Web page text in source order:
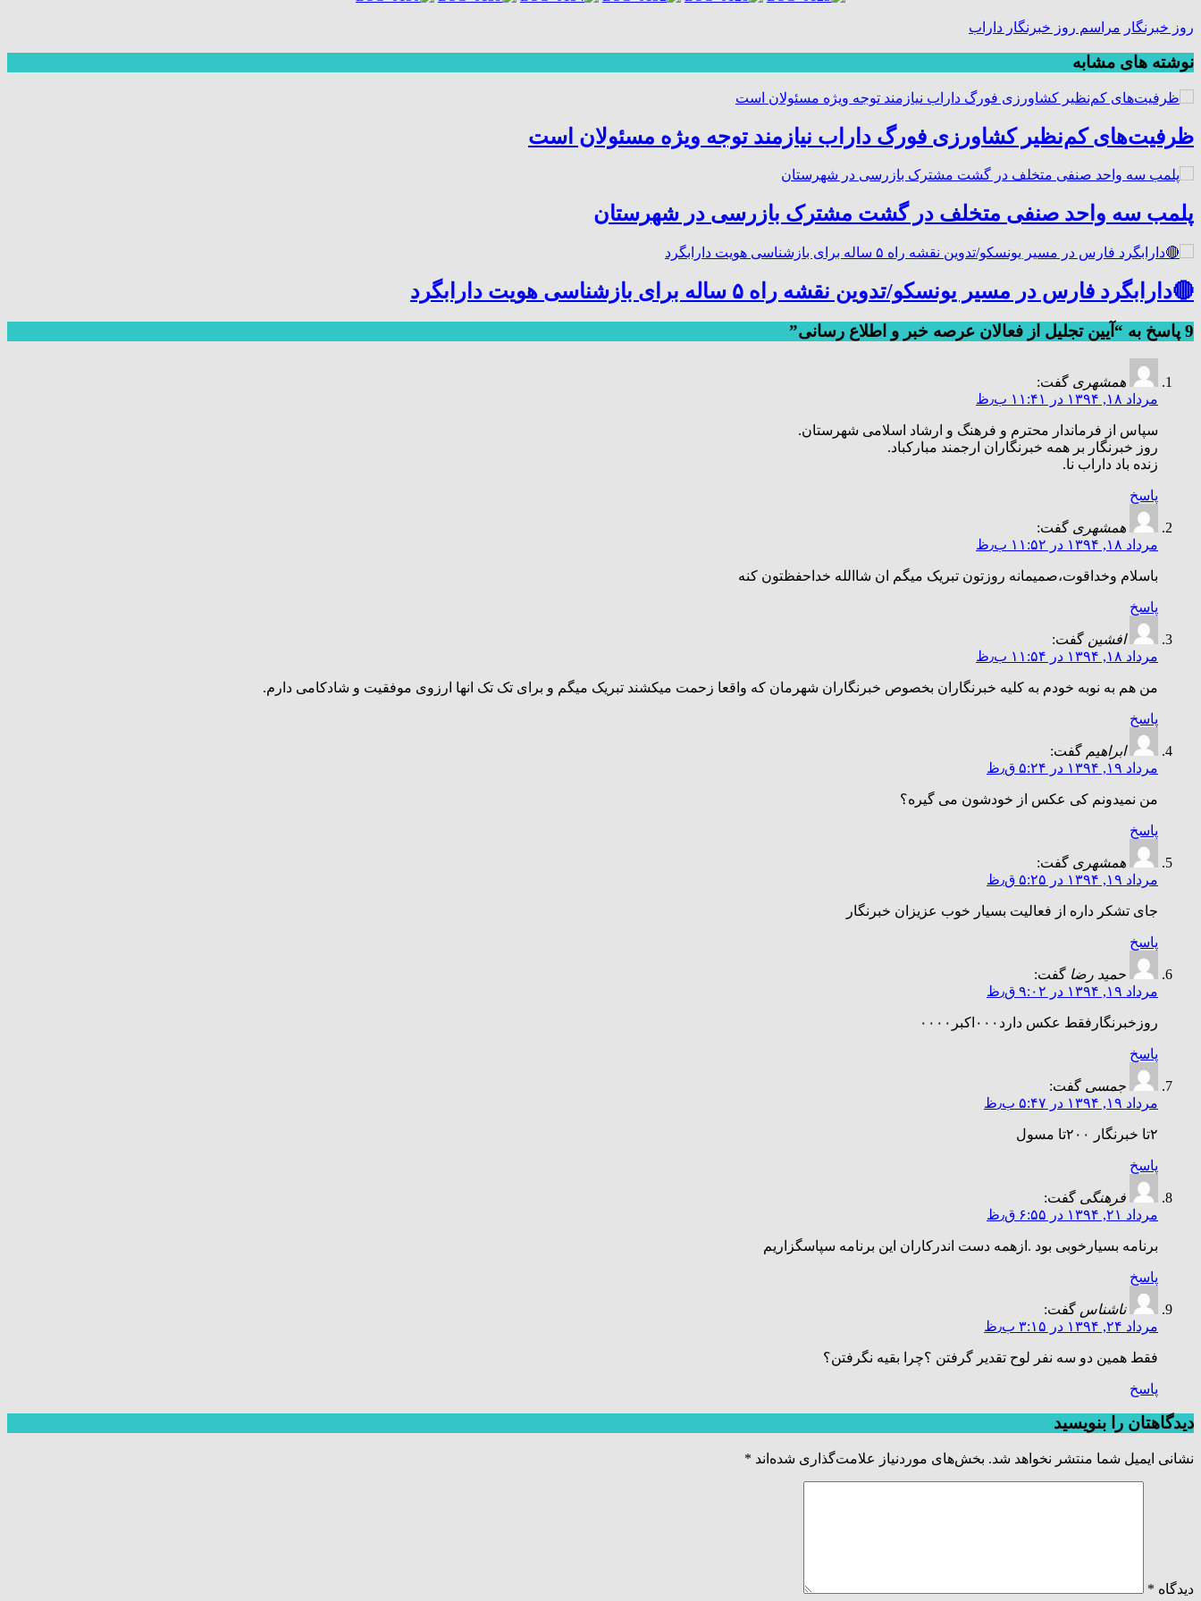
روز خبرنگار مراسم روز خبرنگار داراب
نوشته های مشابه
ظرفیت‌های کم‌نظیر کشاورزی فورگ داراب نیازمند توجه ویژه مسئولان است
پلمب سه واحد صنفی متخلف در گشت مشترک بازرسی در شهرستان
🔴دارابگرد فارس در مسیر یونسکو/تدوین نقشه راه ۵ ساله برای بازشناسی هویت دارابگرد
9 پاسخ به “آیین تجلیل از فعالان عرصه خبر و اطلاع رسانی”
همشهری گفت:
مرداد ۱۸, ۱۳۹۴ در ۱۱:۴۱ ب٫ظ
سپاس از فرماندار محترم و فرهنگ و ارشاد اسلامی شهرستان.
روز خبرنگار بر همه خبرنگاران ارجمند مبارکباد.
زنده باد داراب نا.
پاسخ
همشهری گفت:
مرداد ۱۸, ۱۳۹۴ در ۱۱:۵۲ ب٫ظ
باسلام وخداقوت،صمیمانه روزتون تبریک میگم ان شاالله خداحفظتون کنه
پاسخ
افشین گفت:
مرداد ۱۸, ۱۳۹۴ در ۱۱:۵۴ ب٫ظ
من هم به نوبه خودم به کلیه خبرنگاران بخصوص خبرنگاران شهرمان که واقعا زحمت میکشند تبریک میگم و برای تک تک انها ارزوی موفقیت و شادکامی دارم.
پاسخ
ابراهیم گفت:
مرداد ۱۹, ۱۳۹۴ در ۵:۲۴ ق٫ظ
من نمیدونم کی عکس از خودشون می گیره؟
پاسخ
همشهری گفت:
مرداد ۱۹, ۱۳۹۴ در ۵:۲۵ ق٫ظ
جای تشکر داره از فعالیت بسیار خوب عزیزان خبرنگار
پاسخ
حمید رضا گفت:
مرداد ۱۹, ۱۳۹۴ در ۹:۰۲ ق٫ظ
روزخبرنگارفقط عکس دارد۰۰۰اکبر۰۰۰۰
پاسخ
جمسی گفت:
مرداد ۱۹, ۱۳۹۴ در ۵:۴۷ ب٫ظ
۲تا خبرنگار ۲۰۰تا مسول
پاسخ
فرهنگی گفت:
مرداد ۲۱, ۱۳۹۴ در ۶:۵۵ ق٫ظ
برنامه بسیارخوبی بود .ازهمه دست اندرکاران این برنامه سپاسگزاریم
پاسخ
ناشناس گفت:
مرداد ۲۴, ۱۳۹۴ در ۳:۱۵ ب٫ظ
فقط همین دو سه نفر لوح تقدیر گرفتن ؟چرا بقیه نگرفتن؟
پاسخ
دیدگاهتان را بنویسید
نشانی ایمیل شما منتشر نخواهد شد. بخش‌های موردنیاز علامت‌گذاری شده‌اند *
دیدگاه *